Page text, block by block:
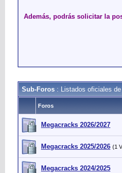
Además, podrás solicitar la
Sub-Foros : Listados oficiales
Foros
Megacracks 2026/2027
Megacracks 2025/2026 (1
Megacracks 2024/2025